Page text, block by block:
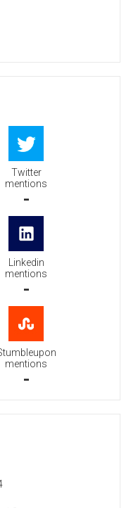
Twitter
mentions
-
Linkedin
mentions
-
mentions
-